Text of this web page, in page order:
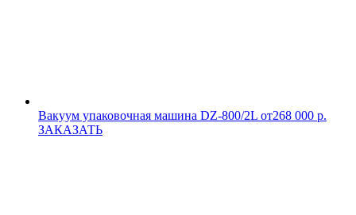
Вакуум упаковочная машина DZ-800/2L от268 000 р.
ЗАКАЗАТЬ